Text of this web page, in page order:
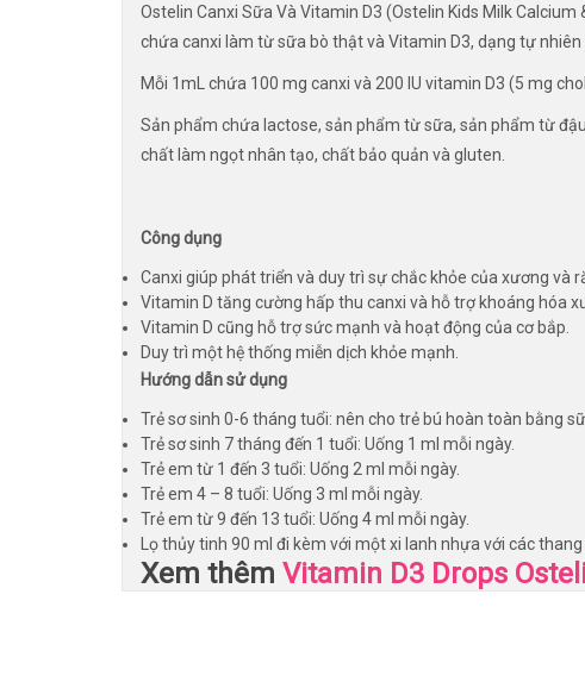
Ostelin Canxi Sữa Và Vitamin D3 (Ostelin Kids Milk
chứa canxi làm từ sữa bò thật và Vitamin D3, dạng tự nhiên
Mỗi 1mL chứa 100 mg canxi và 200 IU vitamin D3 (5 mg
Sản phẩm chứa lactose, sản phẩm từ sữa, sản phẩm từ
chất làm ngọt nhân tạo, chất bảo quản và gluten.
Công dụng
Canxi giúp phát triển và duy trì sự chắc khỏe của xương và
Vitamin D tăng cường hấp thu canxi và hỗ trợ khoáng hóa
Vitamin D cũng hỗ trợ sức mạnh và hoạt động của cơ bắp.
Duy trì một hệ thống miễn dịch khỏe mạnh.
Hướng dẫn sử dụng
Trẻ sơ sinh 0-6 tháng tuổi: nên cho trẻ bú hoàn toàn bằng
Trẻ sơ sinh 7 tháng đến 1 tuổi: Uống 1 ml mỗi ngày.
Trẻ em từ 1 đến 3 tuổi: Uống 2 ml mỗi ngày.
Trẻ em 4 – 8 tuổi: Uống 3 ml mỗi ngày.
Trẻ em từ 9 đến 13 tuổi: Uống 4 ml mỗi ngày.
Lọ thủy tinh 90 ml đi kèm với một xi lanh nhựa với các
Xem thêm Vitamin D3 Drops